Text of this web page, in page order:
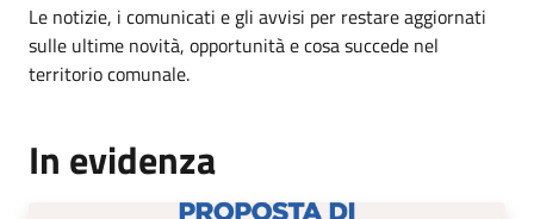
Le notizie, i comunicati e gli avvisi per restare aggiornati
sulle ultime novità, opportunità e cosa succede nel
territorio comunale.
In evidenza